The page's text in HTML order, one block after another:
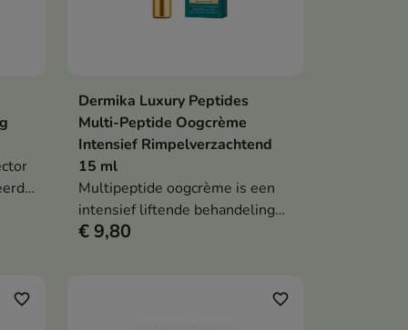
In winkelwagen
Dermika Luxury Peptides
Multi-Peptide Oogcrème
Intensief Rimpelverzachtend
15 ml
Multipeptide oogcrème is een
intensief liftende behandeling
die rimpels gladstrijkt, donkere
€ 9,80
favorite_border favorite_border